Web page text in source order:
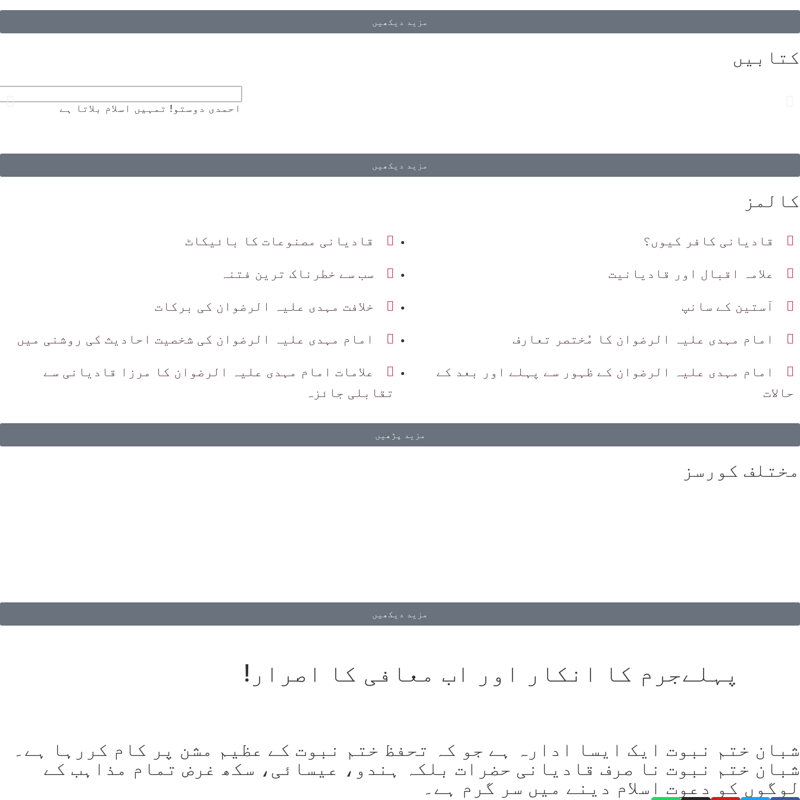
مزید دیکھیں
کتابیں
احمدی دوستو! تمہیں اسلام بلاتا ہے
مزید دیکھیں
کالمز
قادیانی کافر کیوں؟ قادیانی مصنوعات کا بائیکاٹ
علامہ اقبال اور قادیانیت سب سے خطرناک ترین فتنہ
آستین کے سانپ خلافت مہدی علیہ الرضوان کی برکات
امام مہدی علیہ الرضوان کا مُختصر تعارف امام مہدی علیہ الرضوان کی شخصیت احادیث کی روشنی میں
امام مہدی علیہ الرضوان کے ظہور سے پہلے اور بعد کے
حالات
علامات امام مہدی علیہ الرضوان کا مرزا قادیانی سے
تقابلی جائزہ
مزید پڑھیں
مختلف کورسز
مزید دیکھیں
پہلےجرم کا انکار اور اب معافی کا اصرار!
شبان ختم نبوت ایک ایسا ادارہ ہے جو کہ تحفظ ختم نبوت کے عظیم مشن پر کام کررہا ہے۔
شبان ختم نبوت نا صرف قادیانی حضرات بلکہ ہندو، عیسائی، سکھ غرض تمام مذاہب کے
لوگوں کو دعوت اسلام دینے میں سر گرم ہے۔